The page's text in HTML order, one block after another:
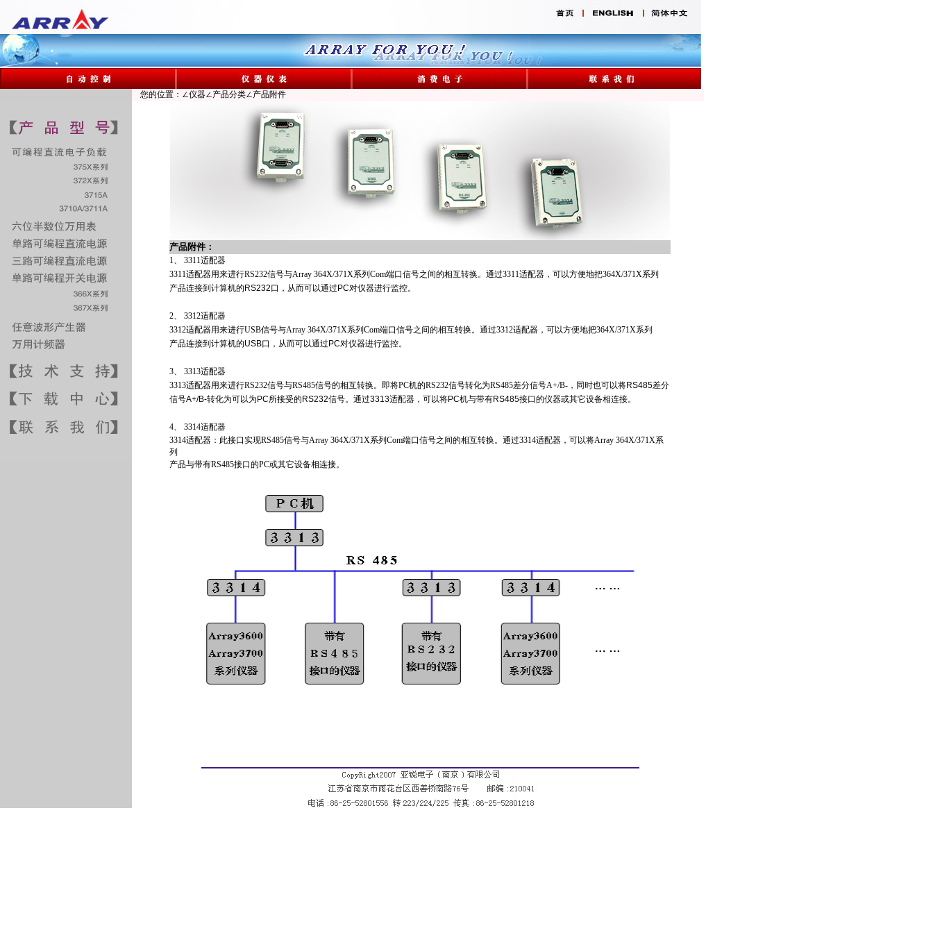
您的位置：∠仪器∠产品分类∠产品附件
产品附件：
1、 3311适配器
3311适配器用来进行RS232信号与Array 364X/371X系列Com端口信号之间的相互转换。通过3311适配器，可以方便地把364X/371X系列
产品连接到计算机的RS232口，从而可以通过PC对仪器进行监控。
2、 3312适配器
3312适配器用来进行USB信号与Array 364X/371X系列Com端口信号之间的相互转换。通过3312适配器，可以方便地把364X/371X系列
产品连接到计算机的USB口，从而可以通过PC对仪器进行监控。
3、 3313适配器
3313适配器用来进行RS232信号与RS485信号的相互转换。即将PC机的RS232信号转化为RS485差分信号A+/B-，同时也可以将RS485差分
信号A+/B-转化为可以为PC所接受的RS232信号。通过3313适配器，可以将PC机与带有RS485接口的仪器或其它设备相连接。
4、 3314适配器
3314适配器：此接口实现RS485信号与Array 364X/371X系列Com端口信号之间的相互转换。通过3314适配器，可以将Array 364X/371X系
列
产品与带有RS485接口的PC或其它设备相连接。